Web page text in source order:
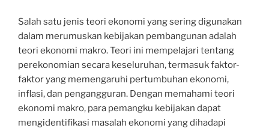
Salah satu jenis teori ekonomi yang sering digunakan
dalam merumuskan kebijakan pembangunan adalah
teori ekonomi makro. Teori ini mempelajari tentang
perekonomian secara keseluruhan, termasuk faktor-
faktor yang memengaruhi pertumbuhan ekonomi,
inflasi, dan pengangguran. Dengan memahami teori
ekonomi makro, para pemangku kebijakan dapat
mengidentifikasi masalah ekonomi yang dihadapi